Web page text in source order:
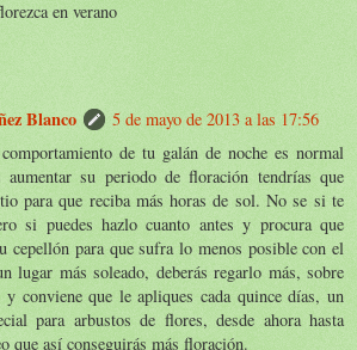
en verano
Blanco
5 de mayo de 2013 a las 17:56
de tu galán de noche es normal
su periodo de floración tendrías que
para que reciba más horas de sol. No se si te
si puedes hazlo cuanto antes y procura que
cepellón para que sufra lo menos posible con el
lugar más soleado, deberás regarlo más, sobre
y conviene que le apliques cada quince días, un
para arbustos de flores, desde ahora hasta
que así conseguirás más floración.